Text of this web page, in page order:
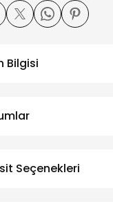
Bilgisi
Seçenekleri